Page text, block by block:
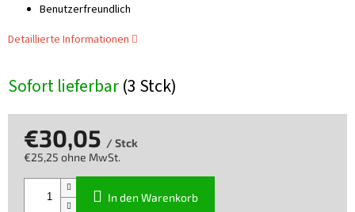
Sofort lieferbar(3 Stck)
Benutzerfreundlich
Detaillierte Informationen
€30,05 / Stck
€25,25 ohne MwSt.
In den Warenkorb